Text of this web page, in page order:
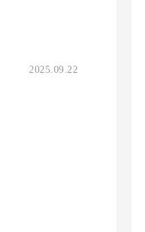
2025.09.22